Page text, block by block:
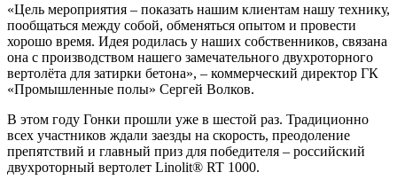
«Цель мероприятия – показать нашим клиентам нашу технику,
пообщаться между собой, обменяться опытом и провести
хорошо время. Идея родилась у наших собственников, связана
она с производством нашего замечательного двухроторного
вертолёта для затирки бетона», – коммерческий директор ГК
«Промышленные полы» Сергей Волков.
В этом году Гонки прошли уже в шестой раз. Традиционно
всех участников ждали заезды на скорость, преодоление
препятствий и главный приз для победителя – российский
двухроторный вертолет Linolit® RT 1000.